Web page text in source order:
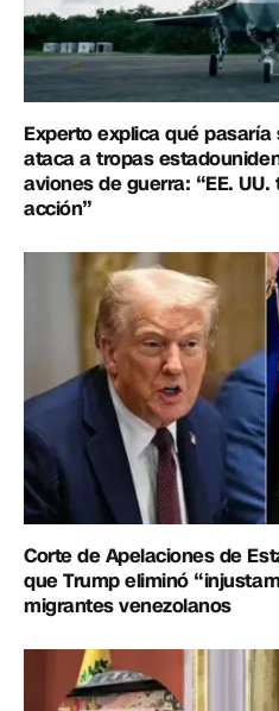
Experto explica qué
ataca a tropas
aviones de guerra: “EE.
acción”
Corte de Apelaciones de
que Trump eliminó
migrantes venezolanos